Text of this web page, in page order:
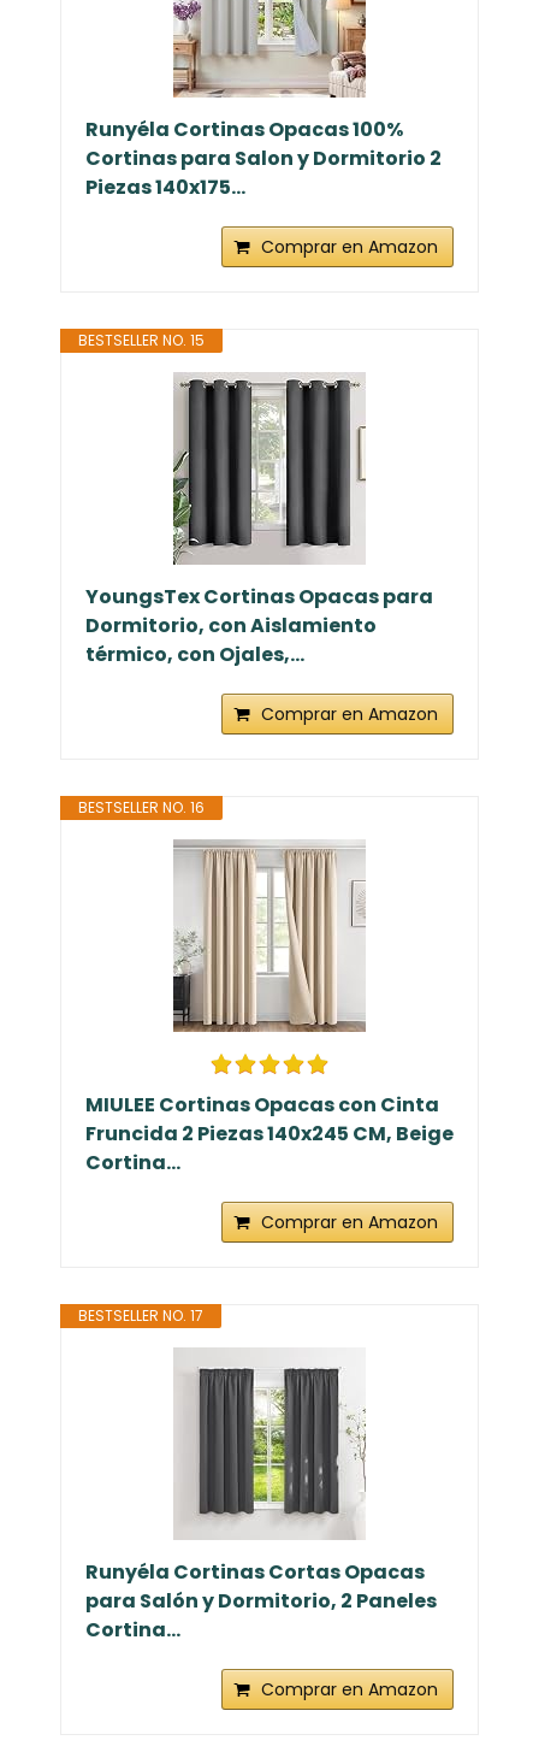
Runyéla Cortinas Opacas 100%
Cortinas para Salon y Dormitorio 2
Piezas 140x175...
Comprar en Amazon
BESTSELLER NO. 15
YoungsTex Cortinas Opacas para
Dormitorio, con Aislamiento
térmico, con Ojales,...
Comprar en Amazon
BESTSELLER NO. 16
MIULEE Cortinas Opacas con Cinta
Fruncida 2 Piezas 140x245 CM, Beige
Cortina...
Comprar en Amazon
BESTSELLER NO. 17
Runyéla Cortinas Cortas Opacas
para Salón y Dormitorio, 2 Paneles
Cortina...
Comprar en Amazon